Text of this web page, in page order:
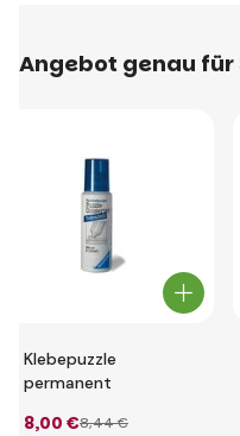
Angebot genau für
Klebepuzzle
permanent
8,00 €8,44 €